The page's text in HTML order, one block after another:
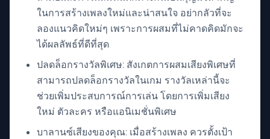
ในการสร้างเพลงใหม่และน่าสนใจ อย่ากลัวที่จะ
ลองแนวคิดใหม่ๆ เพราะการผสมที่ไม่คาดคิดมักจะ
ได้ผลลัพธ์ที่ดีที่สุด
ปลดล็อกรางวัลพิเศษ: สังเกตการผสมเสียงพิเศษที่
สามารถปลดล็อกรางวัลในเกม รางวัลเหล่านี้จะ
ช่วยเพิ่มประสบการณ์การเล่น โดยการเพิ่มเสียง
ใหม่ ตัวละคร หรือแอนิเมชั่นพิเศษ
บาลานซ์เสียงของคุณ: เมื่อสร้างเพลง ควรตั้งเป้า